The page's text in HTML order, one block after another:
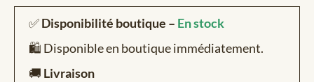
✅Disponibilité boutique – En stock
🛍️ Disponible en boutique immédiatement.
🚚 Livraison